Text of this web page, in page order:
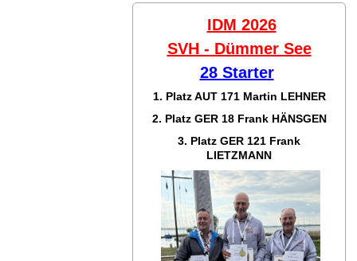
IDM 2026
SVH - Dümmer See
28 Starter
1. Platz AUT 171 Martin LEHNER
2. Platz GER 18 Frank HÄNSGEN
3. Platz GER 121 Frank
LIETZMANN